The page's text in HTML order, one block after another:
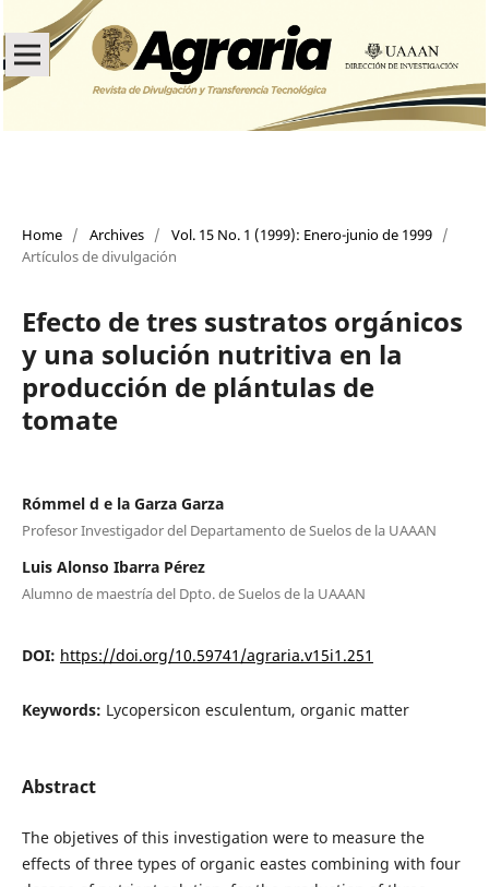
Home / Archives / Vol. 15 No. 1 (1999): Enero-junio de 1999 /
Artículos de divulgación
Efecto de tres sustratos orgánicos
y una solución nutritiva en la
producción de plántulas de
tomate
Rómmel d e la Garza Garza
Profesor Investigador del Departamento de Suelos de la UAAAN
Luis Alonso Ibarra Pérez
Alumno de maestría del Dpto. de Suelos de la UAAAN
DOI: https://doi.org/10.59741/agraria.v15i1.251
Keywords: Lycopersicon esculentum, organic matter
Abstract
The objetives of this investigation were to measure the
effects of three types of organic eastes combining with four